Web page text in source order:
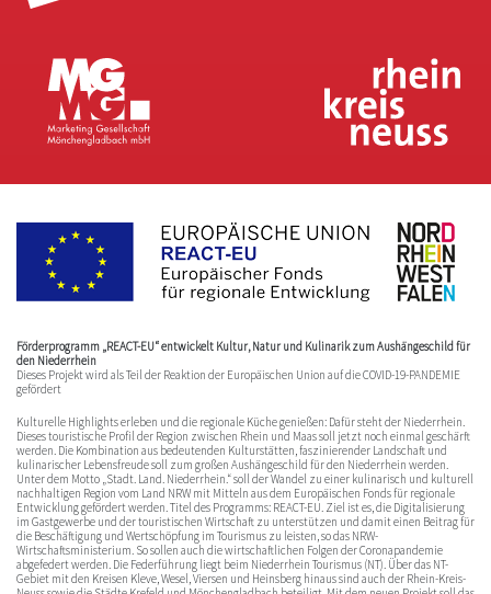
Förderprogramm „REACT-EU“ entwickelt Kultur, Natur und Kulinarik zum Aushängeschild für
den Niederrhein
Dieses Projekt wird als Teil der Reaktion der Europäischen Union auf die COVID-19-PANDEMIE
gefördert
Kulturelle Highlights erleben und die regionale Küche genießen: Dafür steht der Niederrhein.
Dieses touristische Profil der Region zwischen Rhein und Maas soll jetzt noch einmal geschärft
werden. Die Kombination aus bedeutenden Kulturstätten, faszinierender Landschaft und
kulinarischer Lebensfreude soll zum großen Aushängeschild für den Niederrhein werden.
Unter dem Motto „Stadt. Land. Niederrhein.“ soll der Wandel zu einer kulinarisch und kulturell
nachhaltigen Region vom Land NRW mit Mitteln aus dem Europäischen Fonds für regionale
Entwicklung gefördert werden. Titel des Programms: REACT-EU. Ziel ist es, die Digitalisierung
im Gastgewerbe und der touristischen Wirtschaft zu unterstützen und damit einen Beitrag für
die Beschäftigung und Wertschöpfung im Tourismus zu leisten, so das NRW-
Wirtschaftsministerium. So sollen auch die wirtschaftlichen Folgen der Coronapandemie
abgefedert werden. Die Federführung liegt beim Niederrhein Tourismus (NT). Über das NT-
Gebiet mit den Kreisen Kleve, Wesel, Viersen und Heinsberg hinaus sind auch der Rhein-Kreis-